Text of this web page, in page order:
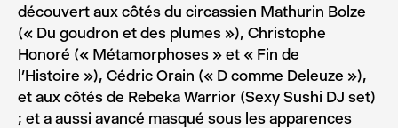
découvert aux côtés du circassien Mathurin Bolze
(« Du goudron et des plumes »), Christophe
Honoré (« Métamorphoses » et « Fin de
l’Histoire »), Cédric Orain (« D comme Deleuze »),
et aux côtés de Rebeka Warrior (Sexy Sushi DJ set)
; et a aussi avancé masqué sous les apparences